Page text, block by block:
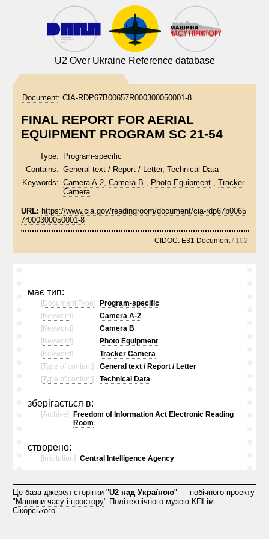
U2 Over Ukraine Reference database
Document: CIA-RDP67B00657R000300050001-8
FINAL REPORT FOR AERIAL
EQUIPMENT PROGRAM SC 21-54
Type:
Program-specific
Contains: General text / Report / Letter, Technical Data
Keywords: Camera A-2, Camera B , Photo Equipment , Tracker
Camera
URL: https://www.cia.gov/readingroom/document/cia-rdp67b0065
7r000300050001-8
CIDOC: E31 Document/ 102
має тип:
[Document Type]
Program-specific
[Keyword ]
Camera A-2
[Keyword ]
Camera B
[Keyword ]
Photo Equipment
[Keyword ]
Tracker Camera
[Type of content]
General text / Report / Letter
[Type of content] Technical Data
зберігається в:
[Archive]
Freedom of Information Act Electronic Reading
Room
створено:
[ Institution] Central Intelligence Agency
Це база джерел сторінки "U2 над Україною" — побічного проекту
" Машини часу і простору" Політехнічного музею КПІ ім.
Сікорського.